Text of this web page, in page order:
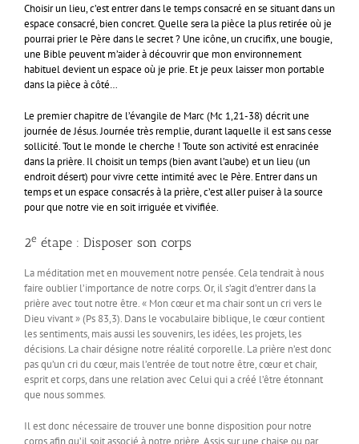
Choisir un lieu, c’est entrer dans le temps consacré en se situant dans un
espace consacré, bien concret. Quelle sera la pièce la plus retirée où je
pourrai prier le Père dans le secret ? Une icône, un crucifix, une bougie,
une Bible peuvent m’aider à découvrir que mon environnement
habituel devient un espace où je prie. Et je peux laisser mon portable
dans la pièce à côté…
Le premier chapitre de l’évangile de Marc (Mc 1,21-38) décrit une
journée de Jésus. Journée très remplie, durant laquelle il est sans cesse
sollicité. Tout le monde le cherche ! Toute son activité est enracinée
dans la prière. Il choisit un temps (bien avant l’aube) et un lieu (un
endroit désert) pour vivre cette intimité avec le Père. Entrer dans un
temps et un espace consacrés à la prière, c’est aller puiser à la source
pour que notre vie en soit irriguée et vivifiée.
2e étape : Disposer son corps
La méditation met en mouvement notre pensée. Cela tendrait à nous
faire oublier l’importance de notre corps. Or, il s’agit d’entrer dans la
prière avec tout notre être. « Mon cœur et ma chair sont un cri vers le
Dieu vivant » (Ps 83,3). Dans le vocabulaire biblique, le cœur contient
les sentiments, mais aussi les souvenirs, les idées, les projets, les
décisions. La chair désigne notre réalité corporelle. La prière n’est donc
pas qu’un cri du cœur, mais l’entrée de tout notre être, cœur et chair,
esprit et corps, dans une relation avec Celui qui a créé l’être étonnant
que nous sommes.
Il est donc nécessaire de trouver une bonne disposition pour notre